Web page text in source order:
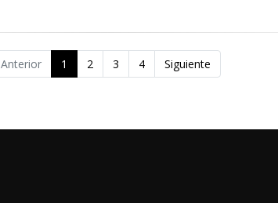
Anterior 1 2 3 4 Siguiente